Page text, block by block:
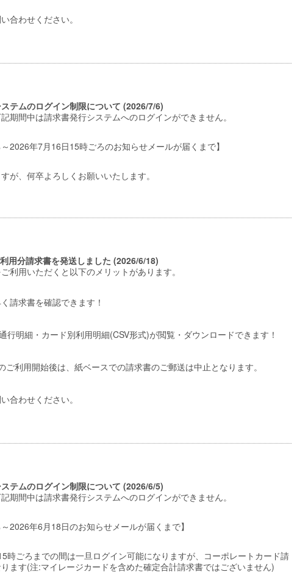
合わせください。
ステムのログイン制限について (2026/7/6)
期間中は請求書発行システムへのログインができません。
2026年7月16日15時ごろのお知らせメールが届くまで】
が、何卒よろしくお願いいたします。
用分請求書を発送しました (2026/6/18)
利用いただくと以下のメリットがあります。
請求書を確認できます！
明細・カード別利用明細(CSV形式)が閲覧・ダウンロードできます！
利用開始後は、紙ベースでの請求書のご郵送は中止となります。
合わせください。
ステムのログイン制限について (2026/6/5)
期間中は請求書発行システムへのログインができません。
2026年6月18日のお知らせメールが届くまで】
時ごろまでの間は一旦ログイン可能になりますが、コーポレートカード請
ます(注:マイレージカードを含めた確定合計請求書ではございません)